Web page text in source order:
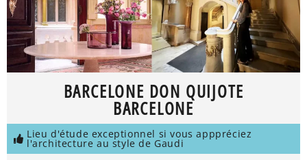
BARCELONE DON QUIJOTE
BARCELONE
Lieu d'étude exceptionnel si vous apppréciez
l'architecture au style de Gaudi